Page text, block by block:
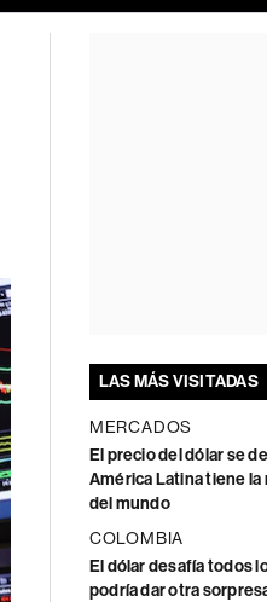
LAS MÁS VISITADAS
MERCADOS
El precio del dólar se
América Latina tiene
del mundo
COLOMBIA
El dólar desafía todos
podría dar otra